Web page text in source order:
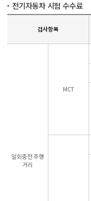
전기자동차 시험 수수료
검사항목
일회충전 주행
거리
MCT